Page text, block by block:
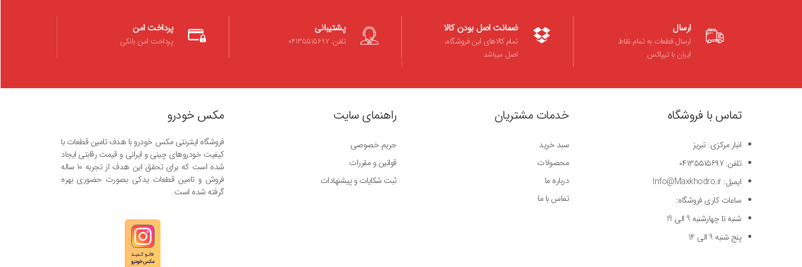
پرداخت امن
پرداخت امن بانکی
پشتیبانی
تلفن: 04135515697
ضمانت اصل بودن کالا
تمام کالاهای این فروشگاه،
اصل میباشد
ارسال
ارسال قطعات به تمام نقاط
ایران با تیپاکس
مکس خودرو
فروشگاه اینترنتی مکس خودرو با هدف تامین قطعات با
کیفیت خودروهای چینی و ایرانی و قیمت رقابتی ایجاد
شده است که برای تحقق این هدف از تجربه ۱۰ ساله
فروش و تامین قطعات یدکی بصورت حضوری بهره
گرفته شده است.
راهنمای سایت
حریم خصوصی
قوانین و مقررات
ثبت شکایات و پیشنهادات
خدمات مشتریان
سبد خرید
محصولات
درباره ما
تماس با ما
تماس با فروشگاه
انبار مرکزی: تبریز
تلفن: ۰۴۱۳۵۵۱۵۶۹۷
ایمیل: Info@Maxkhodro.ir
ساعات کاری فروشگاه:
شنبه تا چهارشنبه 9 الی 19
پنج شنبه 9 الی 14